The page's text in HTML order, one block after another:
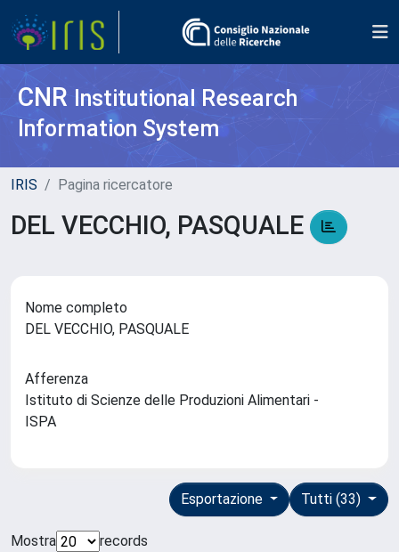
CNR Institutional Research
Information System
IRIS Pagina ricercatore
DEL VECCHIO, PASQUALE
Nome completo
DEL VECCHIO, PASQUALE
Afferenza
Istituto di Scienze delle Produzioni Alimentari -
ISPA
Tutti (33)
Esportazione
Mostra
records